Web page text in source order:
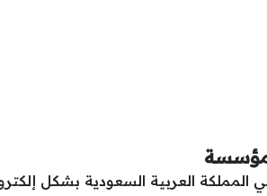
مؤسسة
العربية السعودية بشكل